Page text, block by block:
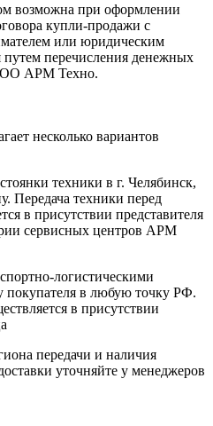
возможна при оформлении
купли-продажи с
или юридическим
перечисления денежных
АРМ Техно.
несколько вариантов
техники в г. Челябинск,
Передача техники перед
в присутствии представителя
сервисных центров АРМ
логистическими
покупателя в любую точку РФ.
в присутствии
передачи и наличия
уточняйте у менеджеров